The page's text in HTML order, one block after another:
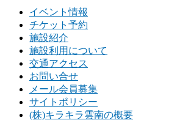
イベント情報
チケット予約
施設紹介
施設利用について
交通アクセス
お問い合せ
メール会員募集
サイトポリシー
(株)キラキラ雲南の概要